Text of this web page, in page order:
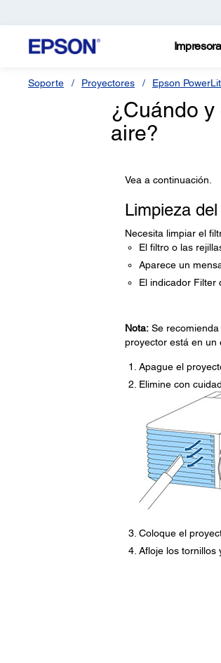
Soporte Proyectores Epson
¿Cuándo
aire?
Vea a continuación.
Limpieza
Necesita limpiar el
El filtro o las
Aparece un
El indicador Filter
Nota:Se recomienda
proyector está en un
Apague el
Elimine con
Coloque el
Afloje los tornillos